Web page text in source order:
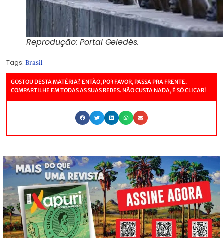
Reprodução: Portal Geledés.
Tags: Brasil
GOSTOU DESTA MATÉRIA? ENTÃO, POR FAVOR, PASSA PRA FRENTE.
COMPARTILHE EM TODAS AS SUAS REDES. NÃO CUSTA NADA, É SÓ CLICAR!